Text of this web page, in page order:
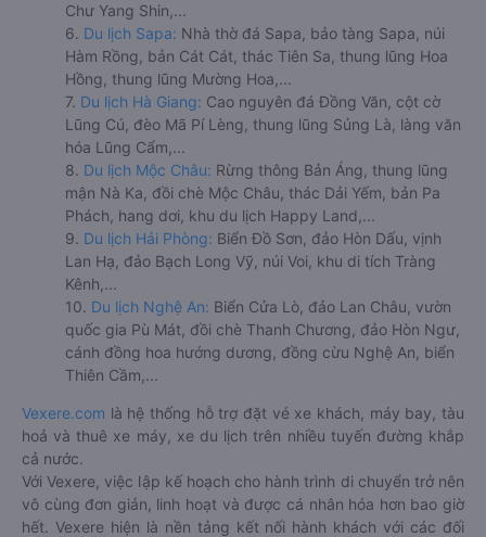
Chư Yang Shin,...
6. Du lịch Sapa: Nhà thờ đá Sapa, bảo tàng Sapa, núi
Hàm Rồng, bản Cát Cát, thác Tiên Sa, thung lũng Hoa
Hồng, thung lũng Mường Hoa,...
7. Du lịch Hà Giang: Cao nguyên đá Đồng Văn, cột cờ
Lũng Cú, đèo Mã Pí Lèng, thung lũng Sủng Là, làng văn
hóa Lũng Cẩm,...
8. Du lịch Mộc Châu: Rừng thông Bản Áng, thung lũng
mận Nà Ka, đồi chè Mộc Châu, thác Dải Yếm, bản Pa
Phách, hang dơi, khu du lịch Happy Land,...
9. Du lịch Hải Phòng: Biển Đồ Sơn, đảo Hòn Dấu, vịnh
Lan Hạ, đảo Bạch Long Vỹ, núi Voi, khu di tích Tràng
Kênh,...
10. Du lịch Nghệ An: Biển Cửa Lò, đảo Lan Châu, vườn
quốc gia Pù Mát, đồi chè Thanh Chương, đảo Hòn Ngư,
cánh đồng hoa hướng dương, đồng cừu Nghệ An, biển
Thiên Cầm,...
Vexere.com là hệ thống hỗ trợ đặt vé xe khách, máy bay, tàu
hoả và thuê xe máy, xe du lịch trên nhiều tuyến đường khắp
cả nước.
Với Vexere, việc lập kế hoạch cho hành trình di chuyển trở nên
vô cùng đơn giản, linh hoạt và được cá nhân hóa hơn bao giờ
hết. Vexere hiện là nền tảng kết nối hành khách với các đối